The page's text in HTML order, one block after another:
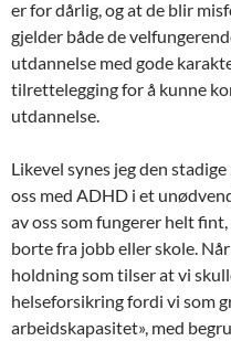
er for dårlig, og at de blir
gjelder både de
utdannelse med gode
tilrettelegging for å kunne
utdannelse.
Likevel synes jeg den
oss med ADHD i et
av oss som fungerer helt
borte fra jobb eller skole.
holdning som tilser at vi
helseforsikring fordi vi som
arbeidskapasitet», med